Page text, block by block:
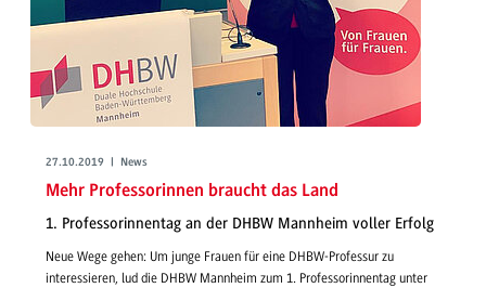
27.10.2019 | News
Mehr Professorinnen braucht das Land
1. Professorinnentag an der DHBW Mannheim voller Erfolg
Neue Wege gehen: Um junge Frauen für eine DHBW-Professur zu
interessieren, lud die DHBW Mannheim zum 1. Professorinnentag unter